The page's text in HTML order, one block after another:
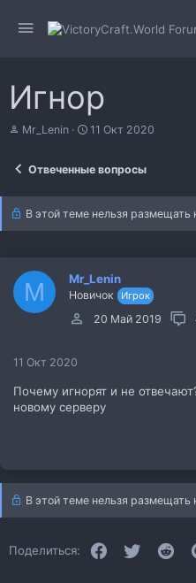
Игнор
А
е
м
Mr_Lenin
Д
а
ч
а
11 Окт 2020
Отвеченные вопросы
В этой теме нельзя размещать
M Mr_Lenin
Новичок Игрок
20 Май 2019
11 Окт 2020
Почему игнорят и не
новому серверу
В этой теме нельзя размещать
Поделиться: FacebookTwitter